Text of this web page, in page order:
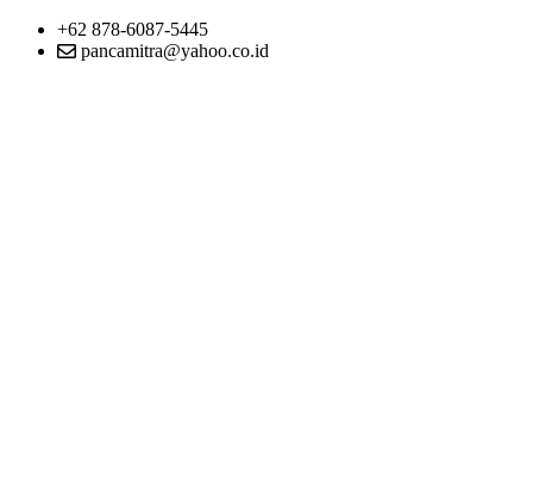
+62 878-6087-5445
pancamitra@yahoo.co.id